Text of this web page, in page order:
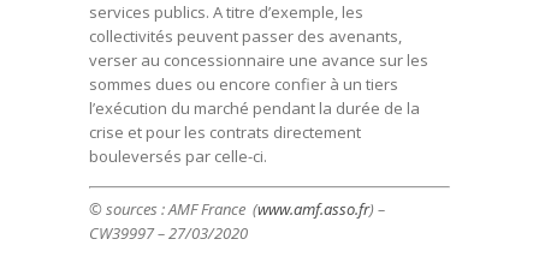
services publics. A titre d’exemple, les
collectivités peuvent passer des avenants,
verser au concessionnaire une avance sur les
sommes dues ou encore confier à un tiers
l’exécution du marché pendant la durée de la
crise et pour les contrats directement
bouleversés par celle-ci.
© sources : AMF France (www.amf.asso.fr) –
CW39997 – 27/03/2020